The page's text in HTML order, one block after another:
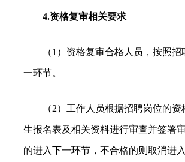
4.资格复审相关要求
（1）资格复审合格人员，按照
一环节。
（2）工作人员根据招聘岗位的
生报名表及相关资料进行审查并签署
的进入下一环节，不合格的则取消进